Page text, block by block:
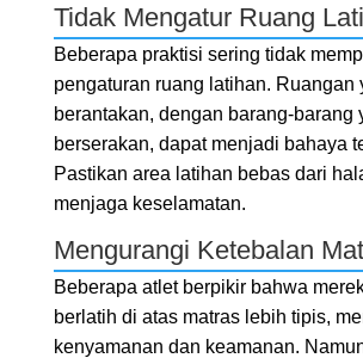
Tidak Mengatur Ruang
Beberapa praktisi sering tidak
pengaturan ruang latihan. Ruangan
berantakan, dengan barang-barang
berserakan, dapat menjadi bahaya
Pastikan area latihan bebas dari
menjaga keselamatan.
Mengurangi Ketebalan
Beberapa atlet berpikir bahwa
berlatih di atas matras lebih tipis,
kenyamanan dan keamanan.